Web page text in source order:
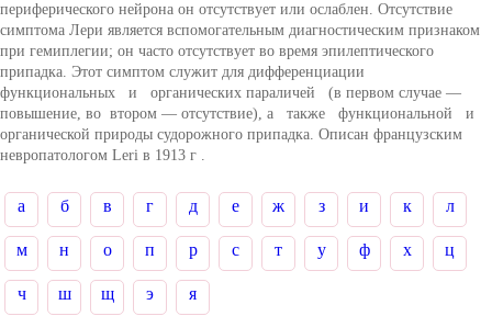
периферического нейрона он отсутствует или ослаблен. Отсутствие
симптома Лери является вспомогательным диагностическим признаком
при гемиплегии; он часто отсутствует во время эпилептического
припадка. Этот симптом служит для дифференциации
функциональных и органических параличей (в первом случае —
повышение, во втором — отсутствие), а также функциональной и
органической природы судорожного припадка. Описан французским
невропатологом Leri в 1913 г .
а б в г д е ж з и к л
м н о п р с т у ф х ц
ч ш щ э я